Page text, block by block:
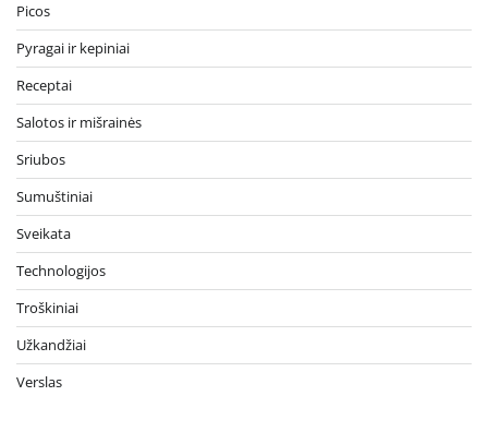
Picos
Pyragai ir kepiniai
Receptai
Salotos ir mišrainės
Sriubos
Sumuštiniai
Sveikata
Technologijos
Troškiniai
Užkandžiai
Verslas